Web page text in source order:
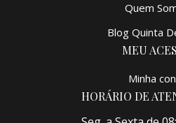
Quem
Blog Quinta
MEU
Minha
HORÁRIO DE